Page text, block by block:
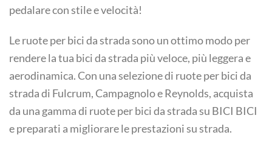
pedalare con stile e velocità!
Le ruote per bici da strada sono un ottimo modo per
rendere la tua bici da strada più veloce, più leggera e
aerodinamica. Con una selezione di ruote per bici da
strada di Fulcrum, Campagnolo e Reynolds, acquista
da una gamma di ruote per bici da strada su BICI BICI
e preparati a migliorare le prestazioni su strada.